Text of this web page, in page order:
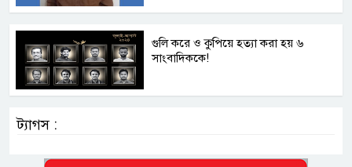
গুলি করে ও কুপিয়ে হত্যা করা হয় ৬
সাংবাদিককে!
ট্যাগস :